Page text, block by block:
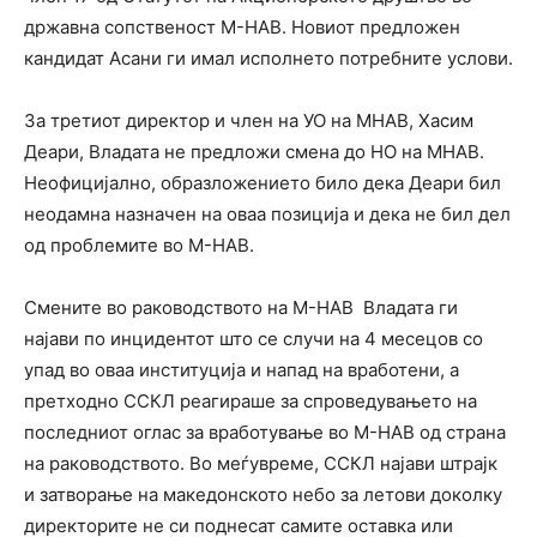
државна сопственост М-НАВ. Новиот предложен
кандидат Асани ги имал исполнето потребните услови.
За третиот директор и член на УО на МНАВ, Хасим
Деари, Владата не предложи смена до НО на МНАВ.
Неофицијално, образложението било дека Деари бил
неодамна назначен на оваа позиција и дека не бил дел
од проблемите во М-НАВ.
Смените во раководството на М-НАВ Владата ги
најави по инцидентот што се случи на 4 месецов со
упад во оваа институција и напад на вработени, а
претходно ССКЛ реагираше за спроведувањето на
последниот оглас за вработување во М-НАВ од страна
на раководството. Во меѓувреме, ССКЛ најави штрајк
и затворање на македонското небо за летови доколку
директорите не си поднесат самите оставка или